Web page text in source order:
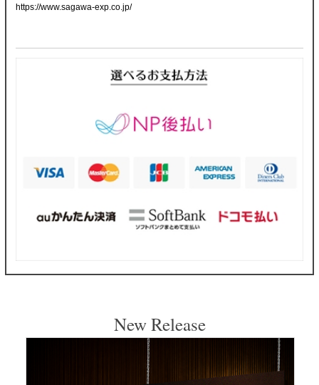
https://www.sagawa-exp.co.jp/
New Release